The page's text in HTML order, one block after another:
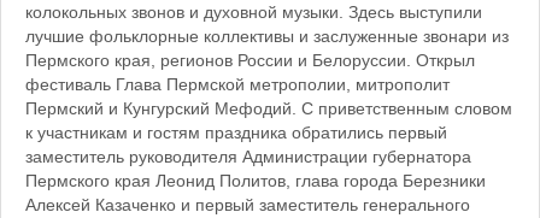
колокольных звонов и духовной музыки. Здесь выступили
лучшие фольклорные коллективы и заслуженные звонари из
Пермского края, регионов России и Белоруссии. Открыл
фестиваль Глава Пермской метрополии, митрополит
Пермский и Кунгурский Мефодий. С приветственным словом
к участникам и гостям праздника обратились первый
заместитель руководителя Администрации губернатора
Пермского края Леонид Политов, глава города Березники
Алексей Казаченко и первый заместитель генерального